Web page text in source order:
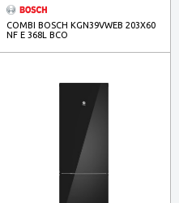
COMBI BOSCH KGN39VWEB 203X60
NF E 368L BCO